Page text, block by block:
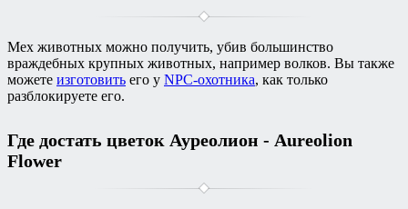
Мех животных можно получить, убив большинство
враждебных крупных животных, например волков. Вы также
можете изготовить его у NPC-охотника, как только
разблокируете его.
Где достать цветок Ауреолион - Aureolion
Flower